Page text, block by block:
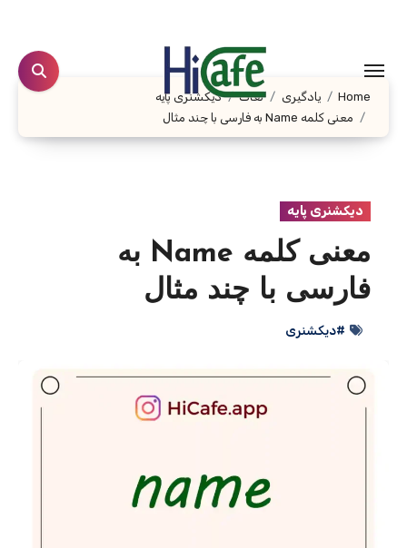
content
Home یادگیری لغات
دیکشنری پایه
معنی کلمه Name به فارسی با چند مثال
دیکشنری پایه
معنی کلمه Name به
فارسی با چند مثال
#دیکشنری